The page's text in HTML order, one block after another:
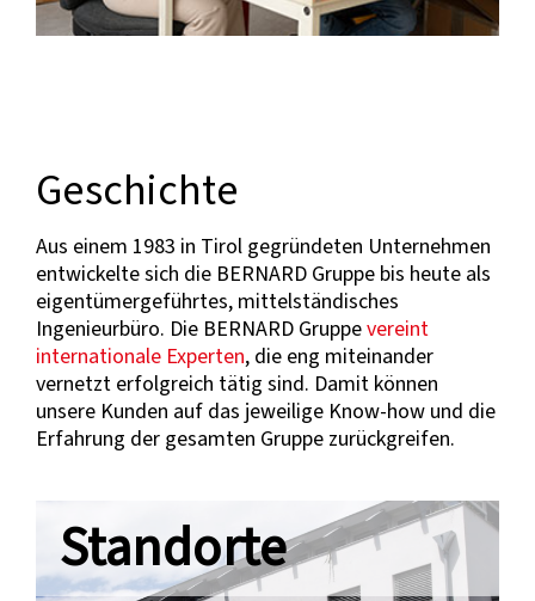
Geschichte
Aus einem 1983 in Tirol gegründeten Unternehmen
entwickelte sich die BERNARD Gruppe bis heute als
eigentümergeführtes, mittelständisches
Ingenieurbüro. Die BERNARD Gruppevereint
internationale Experten, die eng miteinander
vernetzt erfolgreich tätig sind. Damit können
unsere Kunden auf das jeweilige Know-how und die
Erfahrung der gesamten Gruppe zurückgreifen.
Standorte